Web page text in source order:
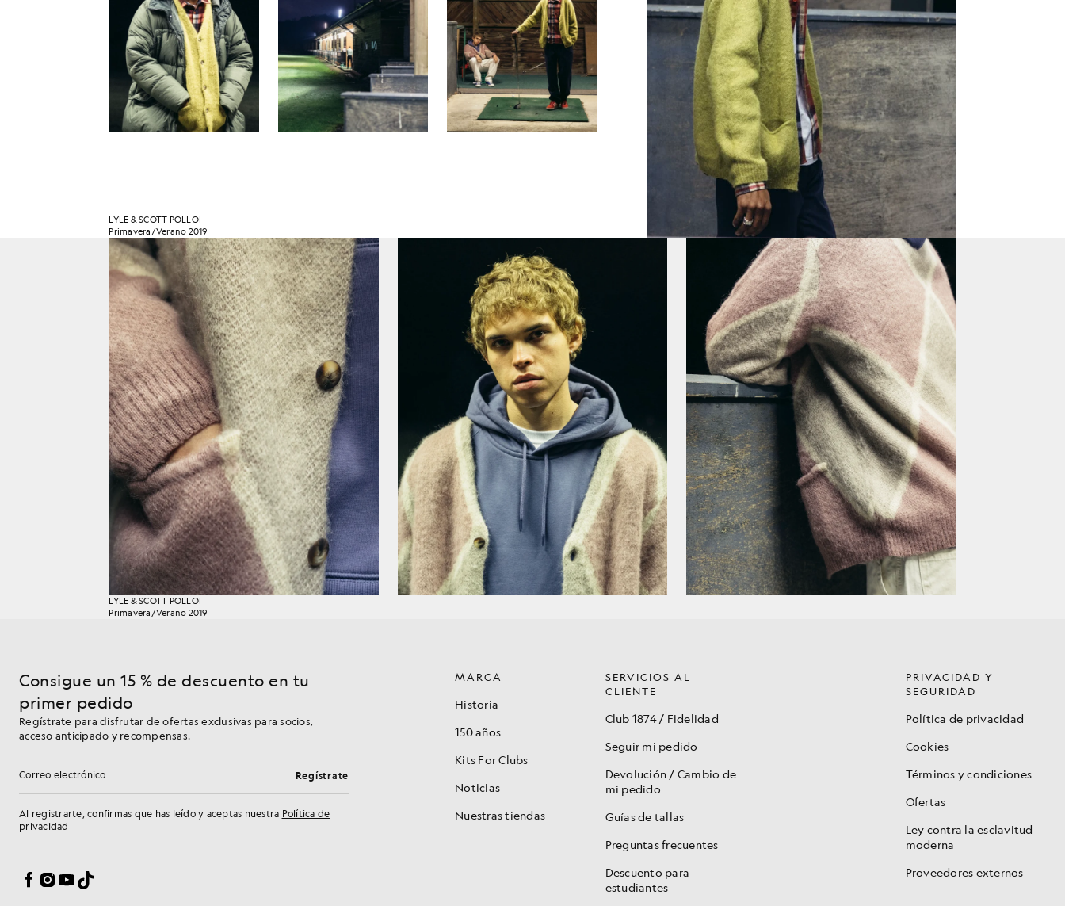
LYLE & SCOTT POLLOI
Primavera/Verano 2019
LYLE & SCOTT POLLOI
Primavera/Verano 2019
Consigue un 15 % de descuento en tu
primer pedido
Regístrate para disfrutar de ofertas exclusivas para socios,
acceso anticipado y recompensas.
Dirección de correo electrónico Regístrate
Al registrarte, confirmas que has leído y aceptas nuestra Política de
privacidad
Facebook
Instagram
YouTube
TikTok
MARCA
Historia
150 años
Kits For Clubs
Noticias
Nuestras tiendas
SERVICIOS AL
CLIENTE
Club 1874 / Fidelidad
Seguir mi pedido
Devolución / Cambio de
mi pedido
Guías de tallas
Preguntas frecuentes
Descuento para
estudiantes
PRIVACIDAD Y
SEGURIDAD
Política de privacidad
Cookies
Términos y condiciones
Ofertas
Ley contra la esclavitud
moderna
Proveedores externos